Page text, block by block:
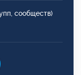
сообществ)